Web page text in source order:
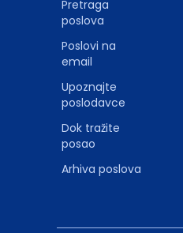
Pretraga
poslova
Poslovi na
email
Upoznajte
poslodavce
Dok tražite
posao
Arhiva poslova